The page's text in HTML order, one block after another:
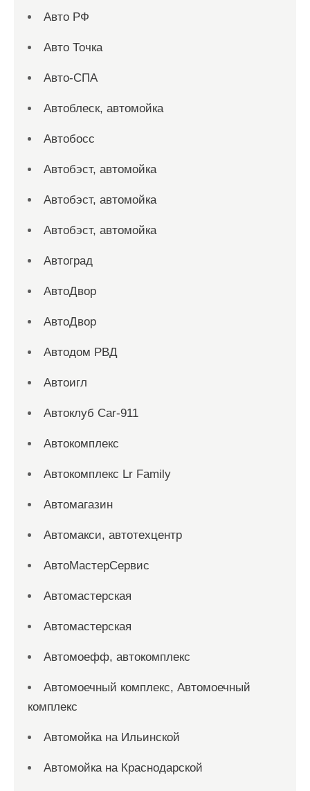
Авто РФ
Авто Точка
Авто-СПА
Автоблеск, автомойка
Автобосс
Автобэст, автомойка
Автобэст, автомойка
Автобэст, автомойка
Автоград
АвтоДвор
АвтоДвор
Автодом РВД
Автоигл
Автоклуб Car-911
Автокомплекс
Автокомплекс Lr Family
Автомагазин
Автомакси, автотехцентр
АвтоМастерСервис
Автомастерская
Автомастерская
Автомоефф, автокомплекс
Автомоечный комплекс, Автомоечный
комплекс
Автомойка на Ильинской
Автомойка на Краснодарской